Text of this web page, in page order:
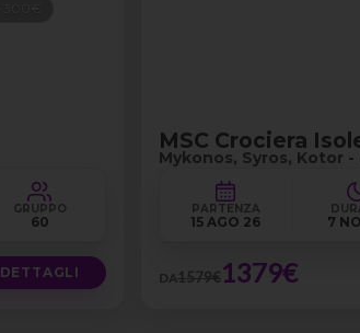
GRUPPO
60
DETTAGLI
MSC Crociera
Mykonos, Syros, Kotor -
PARTENZA
15 AGO 26 7
DA1579€1379€